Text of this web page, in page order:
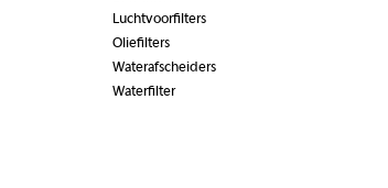
Luchtvoorfilters
Oliefilters
Waterafscheiders
Waterfilter